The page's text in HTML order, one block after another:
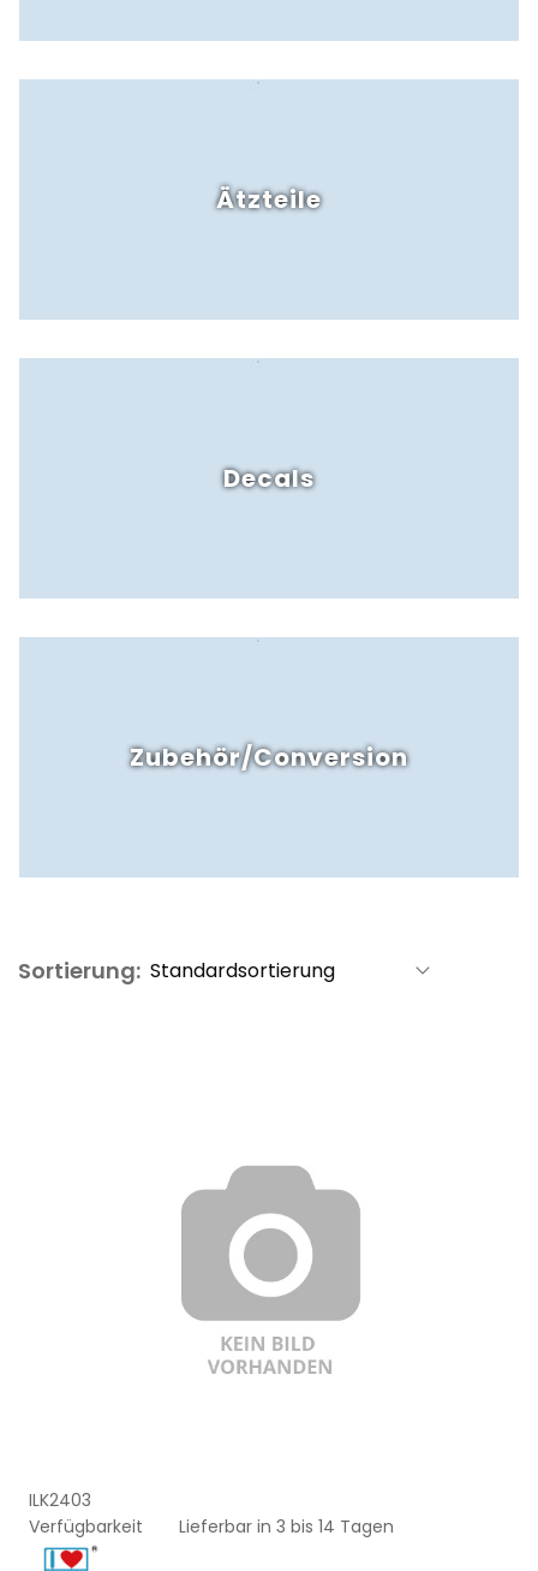
Ätzteile
Decals
Zubehör/Conversion
Sortierung:
ILK2403
Verfügbarkeit
Lieferbar in 3 bis 14 Tagen